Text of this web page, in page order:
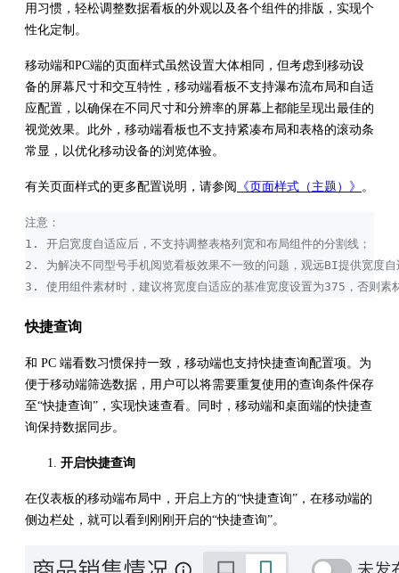
用习惯，轻松调整数据看板的外观以及各个组件的排版，实现个
性化定制。
移动端和PC端的页面样式虽然设置大体相同，但考虑到移动设
备的屏幕尺寸和交互特性，移动端看板不支持瀑布流布局和自适
应配置，以确保在不同尺寸和分辨率的屏幕上都能呈现出最佳的
视觉效果。此外，移动端看板也不支持紧凑布局和表格的滚动条
常显，以优化移动设备的浏览体验。
有关页面样式的更多配置说明，请参阅 《页面样式（主题）》 。
注意：
1. 开启宽度自适应后，不支持调整表格列宽和布局组件的分割线；
2. 为解决不同型号手机阅览看板效果不一致的问题，观远BI提供宽度
3. 使用组件素材时，建议将宽度自适应的基准宽度设置为375，否则素
快捷查询
和 PC 端看数习惯保持一致，移动端也支持快捷查询配置项。为
便于移动端筛选数据，用户可以将需要重复使用的查询条件保存
至“快捷查询”，实现快速查看。同时，移动端和桌面端的快捷查
询保持数据同步。
开启快捷查询
在仪表板的移动端布局中，开启上方的“快捷查询”，在移动端的
侧边栏处，就可以看到刚刚开启的“快捷查询”。